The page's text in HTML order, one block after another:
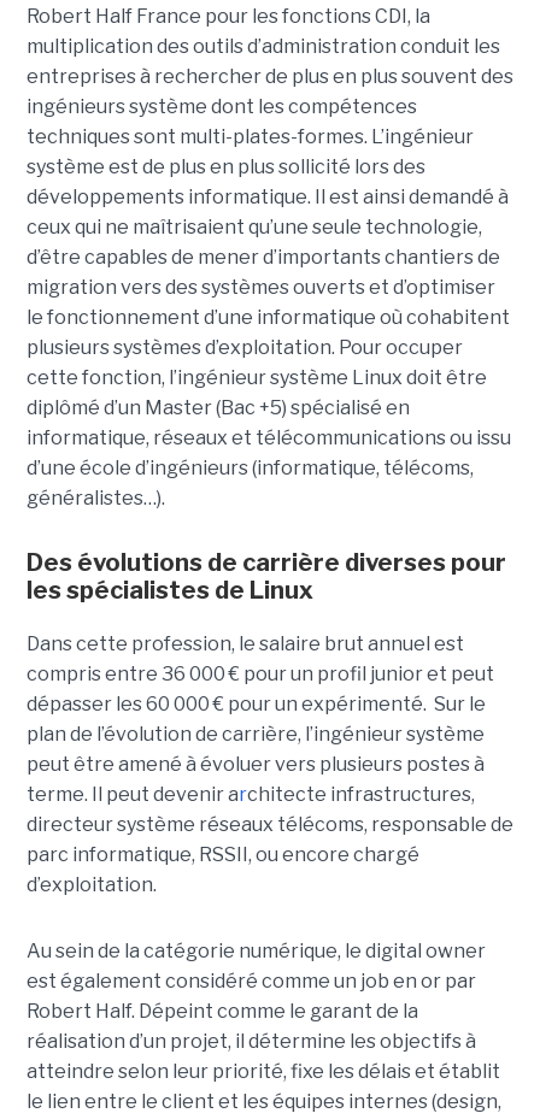
Robert Half France pour les fonctions CDI, la
multiplication des outils d’administration conduit les
entreprises à rechercher de plus en plus souvent des
ingénieurs système dont les compétences
techniques sont multi-plates-formes. L’ingénieur
système est de plus en plus sollicité lors des
développements informatique. Il est ainsi demandé à
ceux qui ne maîtrisaient qu’une seule technologie,
d’être capables de mener d’importants chantiers de
migration vers des systèmes ouverts et d’optimiser
le fonctionnement d’une informatique où cohabitent
plusieurs systèmes d’exploitation. Pour occuper
cette fonction, l’ingénieur système Linux doit être
diplômé d’un Master (Bac +5) spécialisé en
informatique, réseaux et télécommunications ou issu
d’une école d’ingénieurs (informatique, télécoms,
généralistes…).
Des évolutions de carrière diverses pour
les spécialistes de Linux
Dans cette profession, le salaire brut annuel est
compris entre 36 000 € pour un profil junior et peut
dépasser les 60 000 € pour un expérimenté. Sur le
plan de l’évolution de carrière, l’ingénieur système
peut être amené à évoluer vers plusieurs postes à
terme. Il peut devenir architecte infrastructures,
directeur système réseaux télécoms, responsable de
parc informatique, RSSII, ou encore chargé
d’exploitation.
Au sein de la catégorie numérique, le digital owner
est également considéré comme un job en or par
Robert Half. Dépeint comme le garant de la
réalisation d’un projet, il détermine les objectifs à
atteindre selon leur priorité, fixe les délais et établit
le lien entre le client et les équipes internes (design,